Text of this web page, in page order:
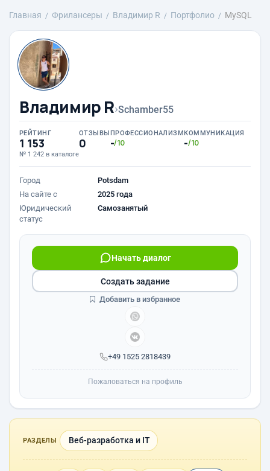
Главная Фрилансеры Владимир R Портфолио MySQL
Владимир R›Schamber55
РЕЙТИНГ
1 153
№ 1 242 в каталоге
ОТЗЫВЫ
0
ПРОФЕССИОНАЛИЗМ
-/10
КОММУНИКАЦИЯ
-/10
Город
Potsdam
На сайте с
2025 года
Юридический
статус
Самозанятый
+49 1525 2818439
Начать диалог
Создать задание
Добавить в избранное
Пожаловаться на профиль
РАЗДЕЛЫ Веб-разработка и IT